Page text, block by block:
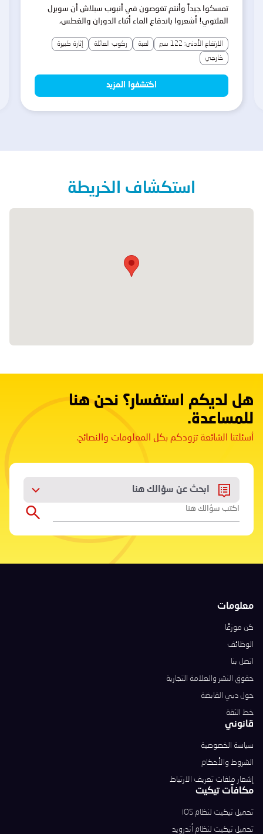
تمسكوا جيداً وأنتم تغوصون في أنبوب سبلاش أن سويرل
الملتوي! أشعروا باندفاع الماء أثناء الدوران والغطس،
الارتفاع الأدنى: 122 سم لعبة ركوب العائلة
إثارة كبيرة
خارجي
اكتشفوا المزيد
استكشاف الخريطة
هل لديكم استفسار؟ نحن هنا
للمساعدة.
أسئلتنا الشائعة تزودكم بكل المعلومات والنصائح.
ابحث عن سؤالك هنا
معلومات
كن موزعًا
الوظائف
اتصل بنا
حقوق النشر والعلامة التجارية
حول دبي القابضة
خط الثقة
قانوني
سياسة الخصوصية
الشروط والأحكام
إشعار ملفات تعريف الارتباط
مكافآت تيكيت
تحميل تيكيت لنظام iOS
تحميل تيكيت لنظام أندرويد